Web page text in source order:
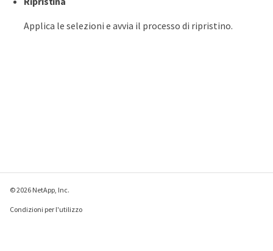
Applica le selezioni e avvia il processo di ripristino.
© 2026 NetApp, Inc.
Condizioni per l'utilizzo